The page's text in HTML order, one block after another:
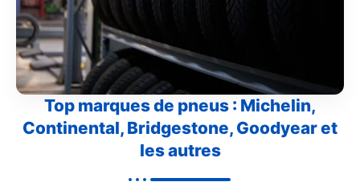
Top marques de pneus : Michelin,
Continental, Bridgestone, Goodyear et
les autres